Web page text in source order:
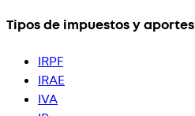
Tipos de impuestos y aportes
IRPF
IRAE
IVA